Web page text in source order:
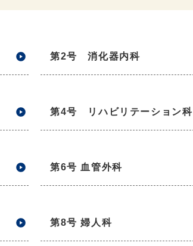
第2号 消化器内科
第4号 リハビリテーション科
第6号 血管外科
第8号 婦人科